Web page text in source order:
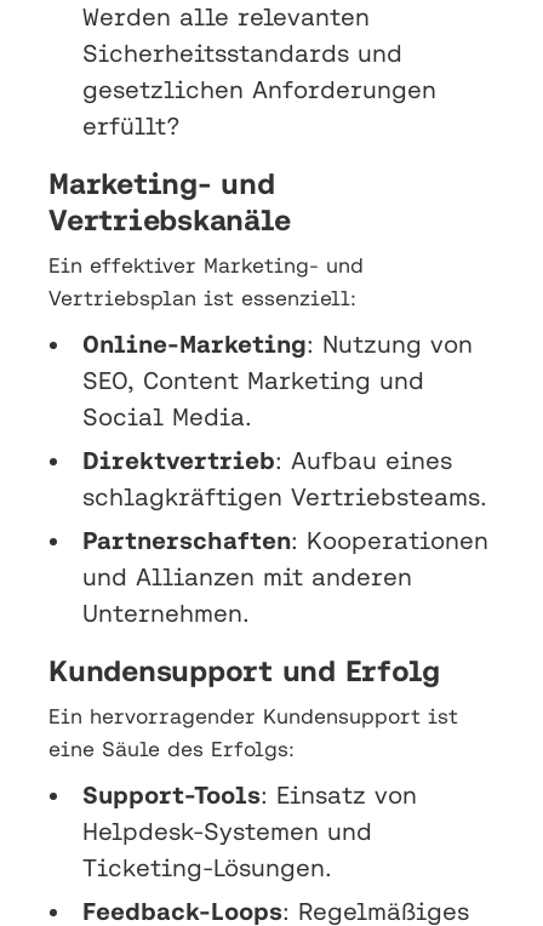
Werden alle relevanten
Sicherheitsstandards und
gesetzlichen Anforderungen
erfüllt?
Marketing- und
Vertriebskanäle
Ein effektiver Marketing- und
Vertriebsplan ist essenziell:
Online-Marketing: Nutzung von
SEO, Content Marketing und
Social Media.
Direktvertrieb: Aufbau eines
schlagkräftigen Vertriebsteams.
Partnerschaften: Kooperationen
und Allianzen mit anderen
Unternehmen.
Kundensupport und Erfolg
Ein hervorragender Kundensupport ist
eine Säule des Erfolgs:
Support-Tools: Einsatz von
Helpdesk-Systemen und
Ticketing-Lösungen.
Feedback-Loops: Regelmäßiges